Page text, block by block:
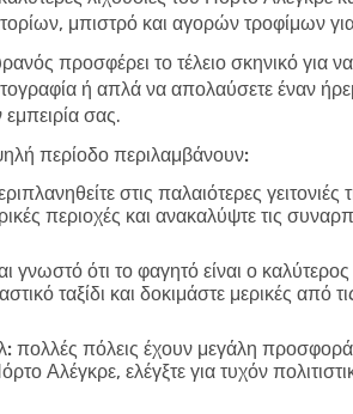
μπιστρό και αγορών τροφίμων για
προσφέρει το τέλειο σκηνικό για
ή απλά να απολαύσετε έναν
σας.
περίοδο περιλαμβάνουν:
στις παλαιότερες
περιοχές και ανακαλύψτε τις
γνωστό ότι το φαγητό είναι ο
ταξίδι και δοκιμάστε μερικές από
πολλές πόλεις έχουν μεγάλη
Αλέγκρε, ελέγξτε για τυχόν